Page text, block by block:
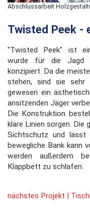
Abschlussarbeit
Twisted Peek -
"Twisted Peek" ist
wurde für die Jagd
konzipiert. Da die
stehen, sind sie
gewesen ein
ansitzenden Jäger
Die Konstruktion
klare Linien sorgen. Die
Sichtschutz und lässt
bewegliche Bank kann
werden außerdem
Klappbett zu schlafen.
nächstes Projekt |